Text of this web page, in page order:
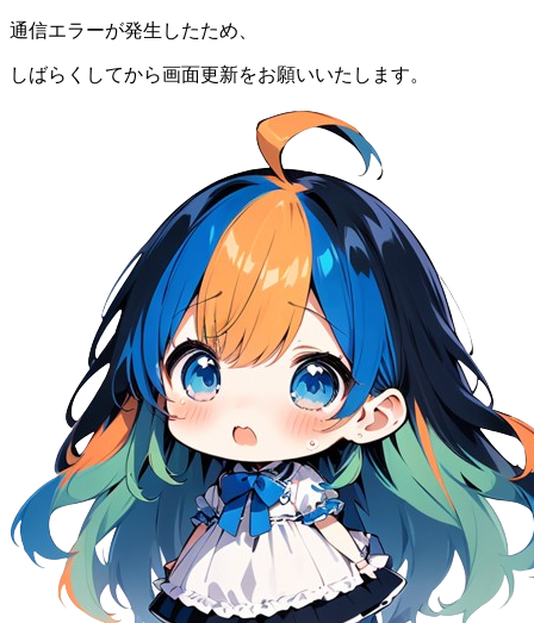
通信エラーが発生したため、
しばらくしてから画面更新をお願いいたします。